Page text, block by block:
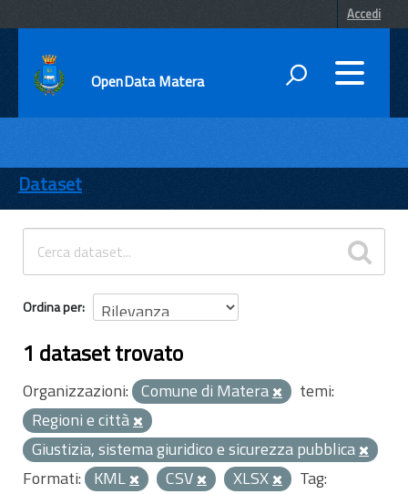
Accedi
OpenData Matera
ENTI
TEMI
INFORMAZIONI
Dataset
Ordina per
1 dataset trovato
Organizzazioni: Comune di Matera
temi:
Regioni e città
Giustizia, sistema giuridico e sicurezza pubblica
Formati: KML CSV XLSX
Tag: